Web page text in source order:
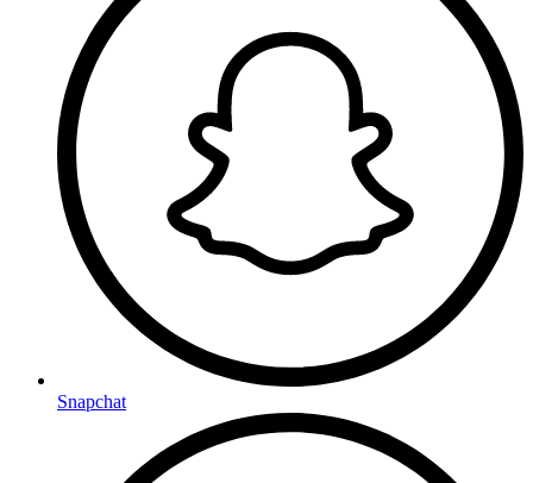
Snapchat